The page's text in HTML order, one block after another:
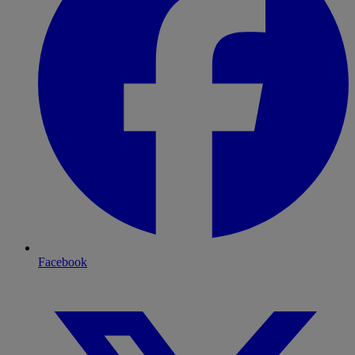
Facebook